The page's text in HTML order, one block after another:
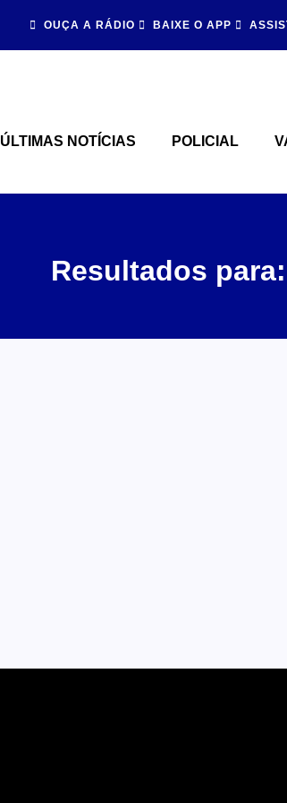
OUÇA A RÁDIO BAIXE O APP
ÚLTIMAS NOTÍCIAS POLICIAL
Resultados